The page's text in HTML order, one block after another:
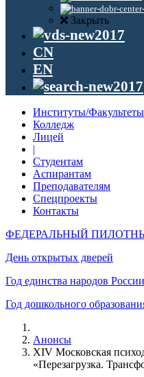
Закрыть
CN
EN
Институты/Факультеты
Колледж
Лицей
|
Студентам
Аспирантам
Преподавателям
Спецпроекты
Контакты
ФЕДЕРАЛЬНЫЙ
День открытых дверей
Год единства народов России
Год дошкольного
Анонсы
XIV Московская
«Перезагрузка.